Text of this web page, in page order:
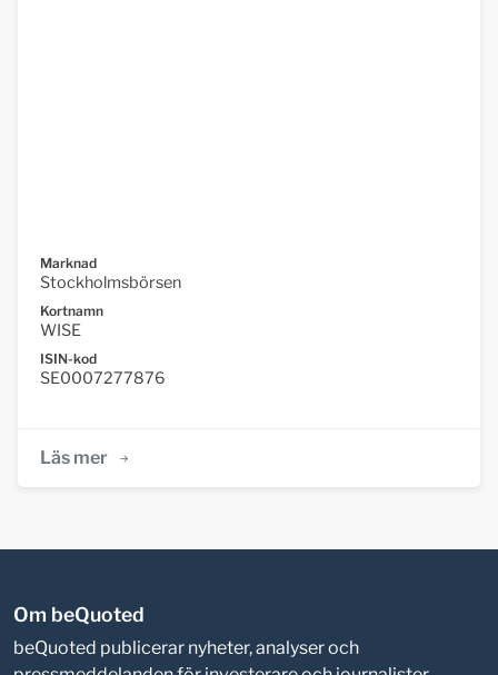
Marknad
Stockholmsbörsen
Kortnamn
WISE
ISIN-kod
SE0007277876
Läs mer
Om beQuoted
beQuoted publicerar nyheter, analyser och